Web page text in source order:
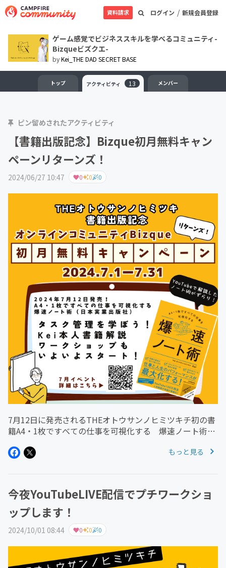
ログイン / 新規会員登録
資料請求
ゲーム感覚でビジネススキルを学べるコミュニティ-
Bizqueビズクエ-
byKei_THE DAD SECRET BASE
トップ アクティビティ 13 メンバー
ピン留めされたアクティビティ
【書籍出版記念】Bizque初月無料キャン
ペーンリターンズ！
2024/06/27 10:47 0 0 0
7月12日に発売されるTHEオトウサンノヒミツキチ初の書
籍A4・1枚ですべての仕事を可視化する 爆速ノート術
2024年7月１日から7月31日までにBizqueに入会頂いたメ
もっと見る
今夜YouTubeLIVE配信でプチワークショ
ップします！
2024/10/01 08:44 0 0 0